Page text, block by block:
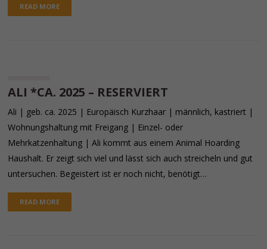
READ MORE
ALI *CA. 2025 – RESERVIERT
Ali | geb. ca. 2025 | Europäisch Kurzhaar | männlich, kastriert |
Wohnungshaltung mit Freigang | Einzel- oder
Mehrkatzenhaltung | Ali kommt aus einem Animal Hoarding
Haushalt. Er zeigt sich viel und lässt sich auch streicheln und gut
untersuchen. Begeistert ist er noch nicht, benötigt…
READ MORE